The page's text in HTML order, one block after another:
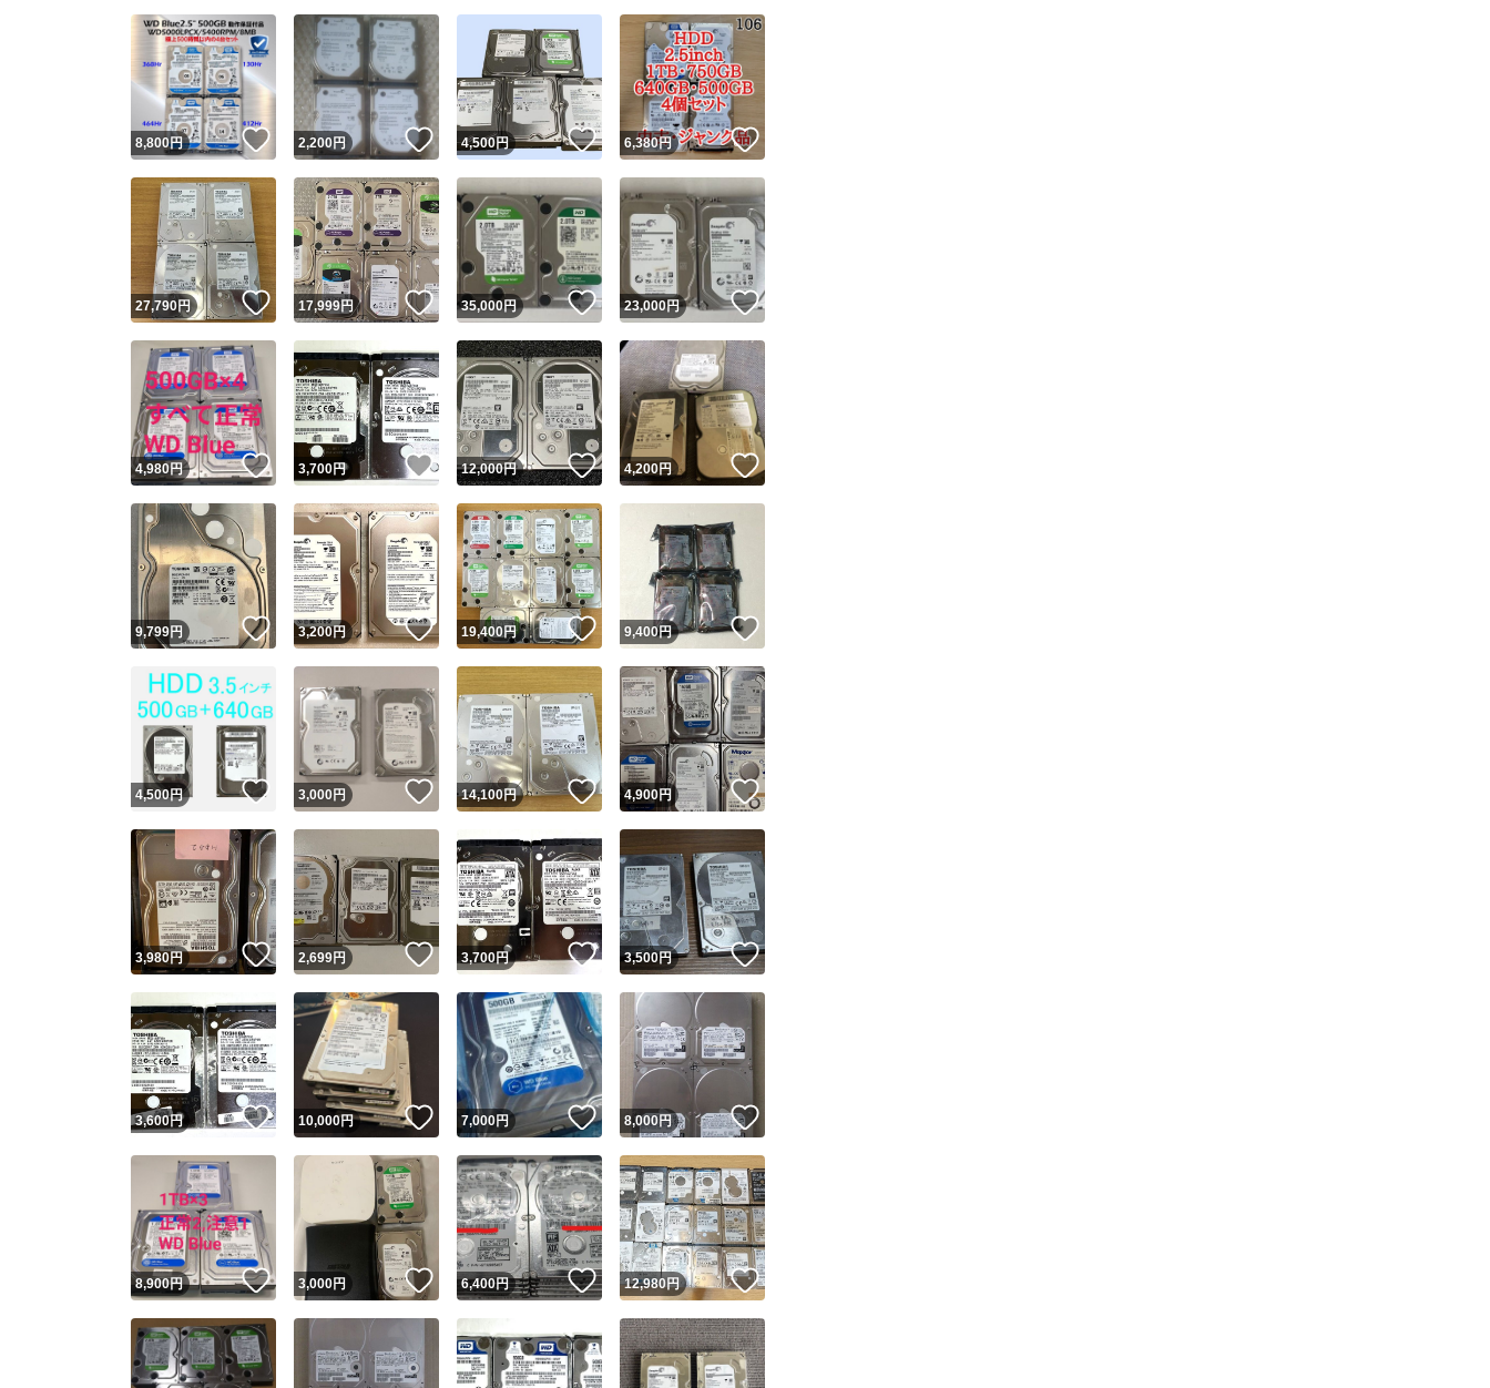
スピード&安心発送
※このバッジは実績に基づく表示であり、発送を保証しているものではありません
スピード＆安心発送
このユーザーは高頻度で24時間以内＆設定した発送日数内に発送してい
ます
スピード発送 このユーザーは高頻度で24時間以内に発送しています
安心発送 このユーザーは設定した発送日数内に発送しています
キャンセル
8,800円 いいね！
2,200円 いいね！
4,500円 いいね！
6,380円
27,790円 いいね！
17,999円 いいね！
35,000円 いいね！
23,000円 いいね！
4,980円 いいね！
3,700円 いいね！
12,000円 いいね！
4,200円 いいね！
9,799円 いいね！
3,200円 いいね！
19,400円 いいね！
9,400円
4,500円 いいね！
3,000円 いいね！
14,100円 いいね！
4,900円 いいね！
3,980円 いいね！
2,699円 いいね！
3,700円 いいね！
3,500円 いいね！
3,600円 いいね！
10,000円 いいね！
7,000円 いいね！
8,000円
8,900円 いいね！
3,000円 いいね！
6,400円 いいね！
12,980円 いいね！